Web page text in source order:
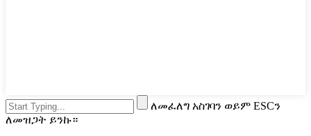
ለመፈለግ አስገባን ወይም ESCን
ለመዝጋት ይንኩ።